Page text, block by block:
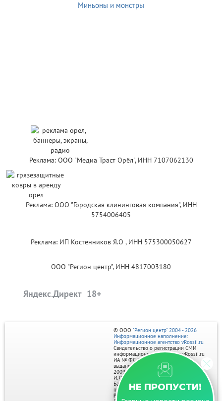
Миньоны и монстры
Реклама: ООО "Медиа Траст Орёл", ИНН 7107062130
Реклама: ООО "Городская клининговая компания", ИНН
5754006405
Реклама: ИП Костенников Я.О , ИНН 575300050627
ООО "Регион центр", ИНН 4817003180
Яндекс.Директ
НЕ ПРОПУСТИ!
© ООО "Регион центр" 2004 - 2026
Информационное наполнение:
Информационное агентство vRossii.ru
Свидетельство о регистрации СМИ
информационного агентства vRossii.ru
ИА № ФС 77‑35502
выдано РОСКОМНАДЗОРом 04 марта
2009г.
И. О. Главного редактора Нарыков А. Н.
Баннеры на портале размещаются на
правах рекламы.
Реклама на портале: